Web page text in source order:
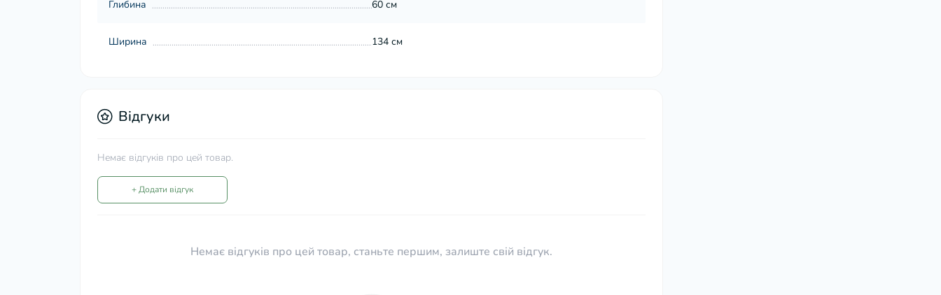
Глибина 60 см
Ширина 134 см
Відгуки
Немає відгуків про цей товар.
+ Додати відгук
Немає відгуків про цей товар, станьте першим, залиште свій відгук.